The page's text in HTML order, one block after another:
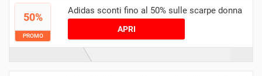
50%
PROMO
Adidas sconti fino al 50% sulle scarpe donna
APRI